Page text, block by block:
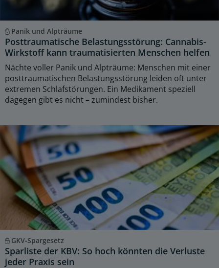
Panik und Alpträume
Posttraumatische Belastungsstörung: Cannabis-
Wirkstoff kann traumatisierten Menschen helfen
Nächte voller Panik und Alpträume: Menschen mit einer
posttraumatischen Belastungsstörung leiden oft unter
extremen Schlafstörungen. Ein Medikament speziell
dagegen gibt es nicht – zumindest bisher.
GKV-Spargesetz
Sparliste der KBV: So hoch könnten die Verluste
jeder Praxis sein